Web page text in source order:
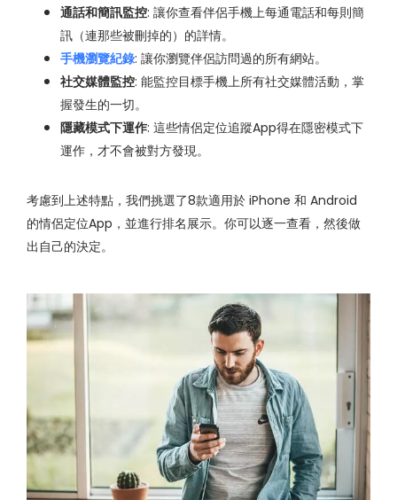
通話和簡訊監控: 讓你查看伴侶手機上每通電話和每則簡
訊（連那些被刪掉的）的詳情。
手機瀏覽紀錄: 讓你瀏覽伴侶訪問過的所有網站。
社交媒體監控: 能監控目標手機上所有社交媒體活動，掌
握發生的一切。
隱藏模式下運作: 這些情侶定位追蹤App得在隱密模式下
運作，才不會被對方發現。
考慮到上述特點，我們挑選了8款適用於 iPhone 和 Android
的情侶定位App，並進行排名展示。你可以逐一查看，然後做
出自己的決定。